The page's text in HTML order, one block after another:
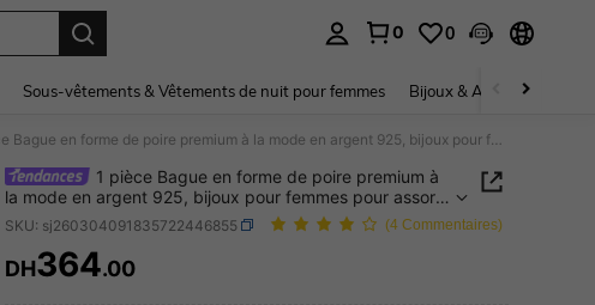
0 0
Sous-vêtements & Vêtements de nuit pour femmes Bijoux & Accessoires pour
1 pièce Bague en forme de poire premium à la mode en argent 925, bijoux pour femmes pour assortir au quotidien, rendez-vous, anniversaire & fiançailles
1 pièce Bague en forme de poire premium à
la mode en argent 925, bijoux pour femmes pour assortir
au quotidien, rendez-vous, anniversaire & fiançailles
SKU: sj260304091835722446855 (4 Commentaires)
PRICE AND AVAILABILITY
DH364.00